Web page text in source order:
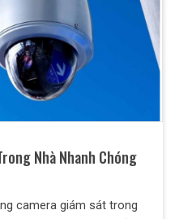
Nhà Nhanh Chóng
camera giám sát trong